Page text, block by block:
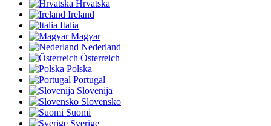
Hrvatska
Ireland
Italia
Magyar
Nederland
Österreich
Polska
Portugal
Slovenija
Slovensko
Suomi
Sverige